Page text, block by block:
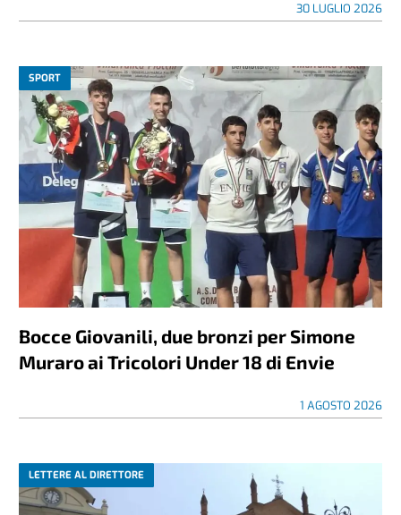
30 LUGLIO 2026
SPORT
Bocce Giovanili, due bronzi per Simone
Muraro ai Tricolori Under 18 di Envie
1 AGOSTO 2026
LETTERE AL DIRETTORE